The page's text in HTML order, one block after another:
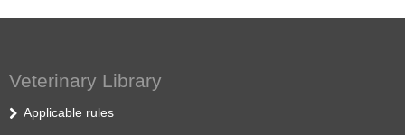
Veterinary Library
Applicable rules